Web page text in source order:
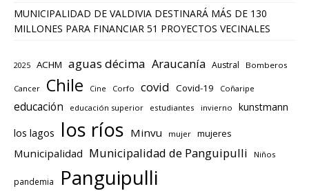
MUNICIPALIDAD DE VALDIVIA DESTINARÁ MÁS DE 130
MILLONES PARA FINANCIAR 51 PROYECTOS VECINALES
2025 ACHM aguas décima Araucanía Austral Bomberos
Cancer Chile Cine Corfo covid Covid-19 Coñaripe
educación educación superior estudiantes invierno kunstmann
los lagos los ríos Minvu mujer mujeres
Municipalidad Municipalidad de Panguipulli Niños
pandemia Panguipulli